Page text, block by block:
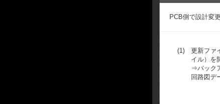
PCB側で設計変
(1) 更新ファ
イル）を
⇒バック
回路図デ